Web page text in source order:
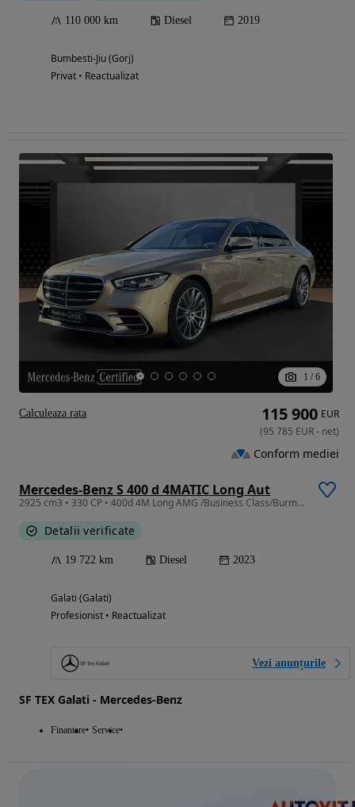
110 000 km Diesel 2019
Bumbesti-Jiu (Gorj)
Privat • Reactualizat
1 / 6
Mercedes-Benz S 400 d 4MATIC Long Aut
2925 cm3 • 330 CP • 400d 4M Long AMG /Business Class/Burmester 4D/Prima inm 25.09.2024
Detalii verificate
19 722 km Diesel 2023
Galati (Galati)
Profesionist • Reactualizat
Vezi anunțurile
SF TEX Galati - Mercedes-Benz
Finantare Service
115 900 EUR
(95 785 EUR- net)
Conform mediei
Calculeaza rata